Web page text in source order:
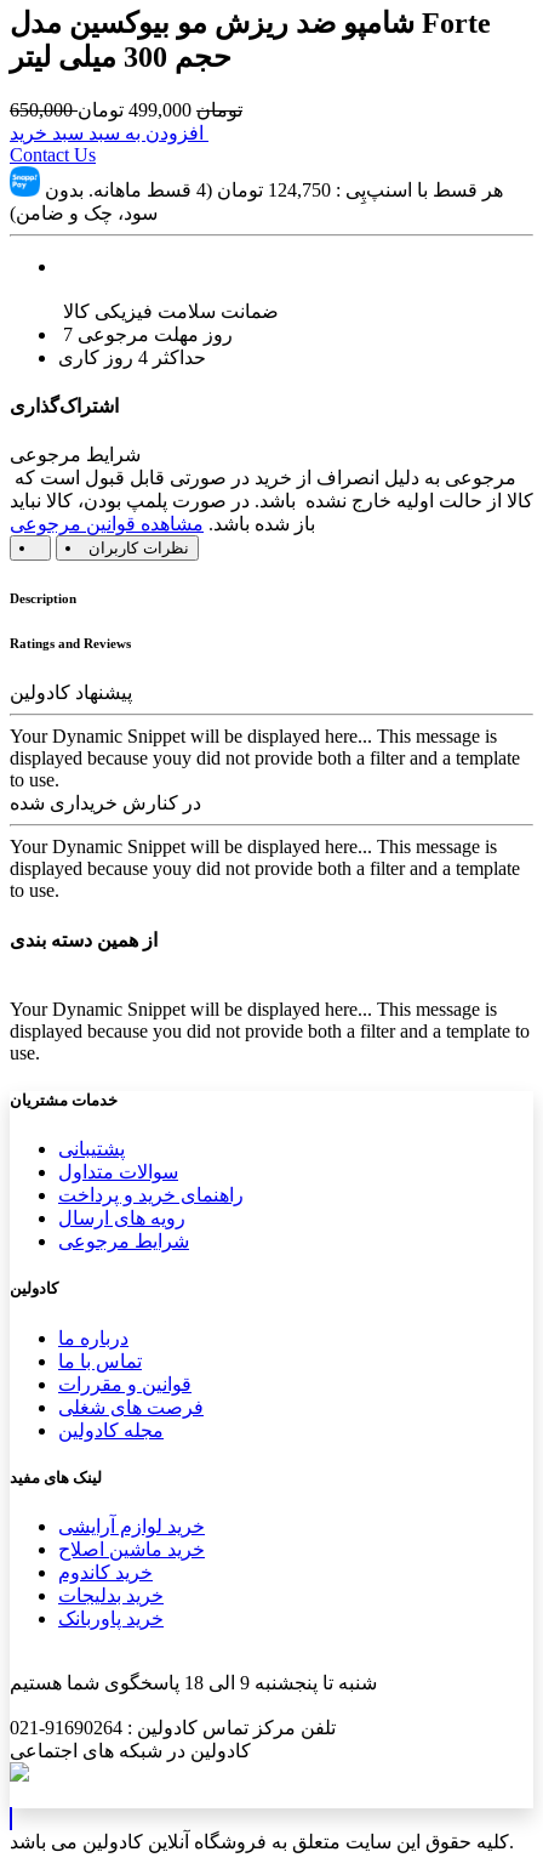
شامپو ضد ریزش مو بیوکسین مدل Forte
حجم 300 میلی لیتر
650,000 تومان 499,000 تومان
Contact Us
هر قسط با اسنپ‌پِی : 124,750
تومان (4 قسط ماهانه. بدون
سود، چک و ضامن)
ضمانت سلامت فیزیکی کالا
7 روز مهلت مرجوعی
حداکثر 4 روز کاری
اشتراک‌گذاری
شرایط مرجوعی
کالا از حالت اولیه خارج نشده باشد. در صورت پلمپ بودن، کالا نباید
باز شده باشد. مشاهده قوانین مرجوعی
نظرات کاربران
Description
Ratings and Reviews
پیشنهاد کادولین
Your Dynamic Snippet will be displayed here... This message is
displayed because youy did not provide both a filter and a template
to use.
در کنارش خریداری شده
Your Dynamic Snippet will be displayed here... This message is
displayed because youy did not provide both a filter and a template
to use.
از همین دسته بندی
Your Dynamic Snippet will be displayed here... This message is
displayed because you did not provide both a filter and a template to
use.
خدمات مشتریان
پشتیب​​انی
سوالات متداول
راهنمای خرید و پرداخت
رویه های ارسال
شرایط مرجوعی
کادولین
درباره ما
تماس با ما
قوانین و مقررات
فرصت های شغلی
مجله کادولین
لینک های مفید
خرید لوازم آرایشی
خرید ماشین اصلاح
خرید کاندوم
خرید بدلیجات
خرید پاوربانک
شنبه تا پنجشنبه 9 الی 18 پاسخگوی شما هستیم
تلفن مرکز تماس کادولین : 91690264-021
کادولین در شبکه های اجتماعی
کلیه حقوق این سایت متعلق به فروشگاه آنلاین کادولین می باشد.